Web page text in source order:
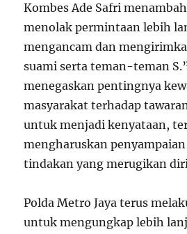
Kombes Ade Safri
menolak permintaan lebih
mengancam dan
suami serta teman-teman
menegaskan pentingnya
masyarakat terhadap
untuk menjadi kenyataan,
mengharuskan
tindakan yang merugikan
Polda Metro Jaya terus
untuk mengungkap lebih